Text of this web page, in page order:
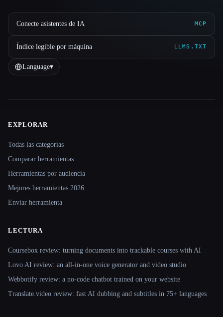
Conecte asistentes de IA MCP
Índice legible por máquina LLMS.TXT
Language▾
Site navigation
EXPLORAR
Todas las categorías
Comparar herramientas
Herramientas por audiencia
Mejores herramientas 2026
Enviar herramienta
LECTURA
Coursebox review: turning documents into trackable courses with AI
Lovo AI review: an all-in-one voice generator and video studio
Webbotify review: a no-code chatbot trained on your website
Translate.video review: fast AI dubbing and subtitles in 75+ languages